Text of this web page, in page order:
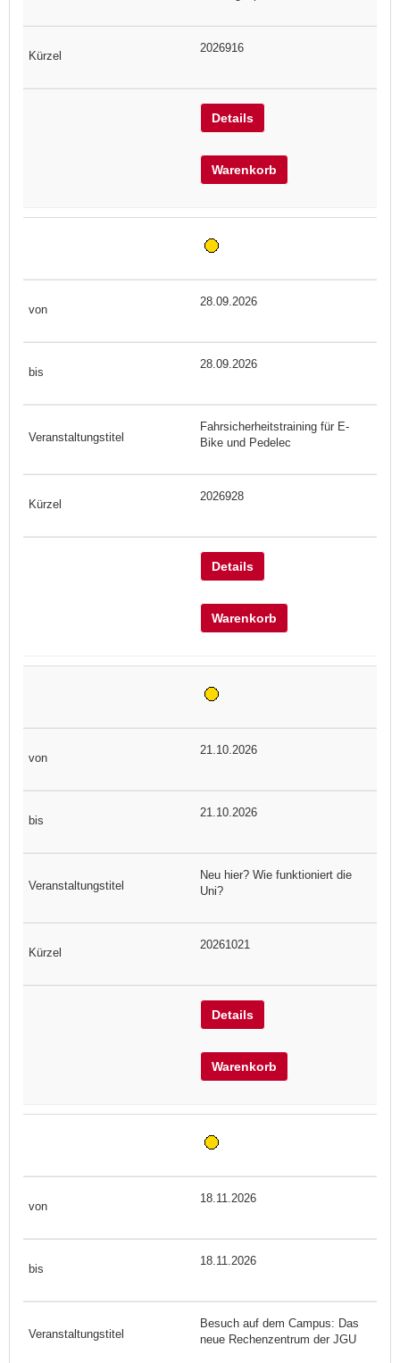
2026916
Details
Warenkorb
28.09.2026
28.09.2026
Fahrsicherheitstraining für E-
Bike und Pedelec
2026928
Details
Warenkorb
21.10.2026
21.10.2026
Neu hier? Wie funktioniert die
Uni?
20261021
Details
Warenkorb
18.11.2026
18.11.2026
Besuch auf dem Campus: Das
neue Rechenzentrum der JGU